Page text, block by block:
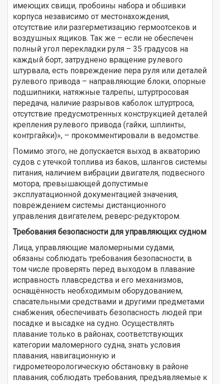
имеющих свищи, пробоины набора и обшивки
корпуса независимо от местонахождения,
отсутствие или разгерметизацию гермоотсеков и
воздушных ящиков. Так же – если не обеспечен
полный угол перекладки руля – 35 градусов на
каждый борт, затруднено вращение рулевого
штурвала, есть повреждение пера руля или деталей
рулевого привода – направляющие блоки, опорные
подшипники, натяжные талрепы, штуртросовая
передача, наличие разрывов каболок штуртроса,
отсутствие предусмотренных конструкцией деталей
крепления рулевого привода (гайки, шплинты,
контргайки)», – прокомментировали в ведомстве.
Помимо этого, не допускается выход в акваторию
судов с утечкой топлива из баков, шлангов системы
питания, наличием вибрации двигателя, подвесного
мотора, превышающей допустимые
эксплуатационной документацией значения,
повреждением системы дистанционного
управления двигателем, реверс-редуктором.
Требования безопасности для управляющих судном
Лица, управляющие маломерными судами,
обязаны соблюдать требования безопасности, в
том числе проверять перед выходом в плавание
исправность плавсредства и его механизмов,
оснащённость необходимым оборудованием,
спасательными средствами и другими предметами
снабжения, обеспечивать безопасность людей при
посадке и высадке на судно. Осуществлять
плавание только в районах, соответствующих
категории маломерного судна, знать условия
плавания, навигационную и
гидрометеорологическую обстановку в районе
плавания, соблюдать требования, предъявляемые к